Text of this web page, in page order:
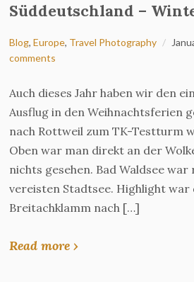
Süddeutschland –
Blog,Europe, Travel Photography
comments
Auch dieses Jahr haben wir den
Ausflug in den Weihnachtsferien
nach Rottweil zum TK-Testturm
Oben war man direkt an der
nichts gesehen. Bad Waldsee
vereisten Stadtsee. Highlight war
Breitachklamm nach […]
Read more ›